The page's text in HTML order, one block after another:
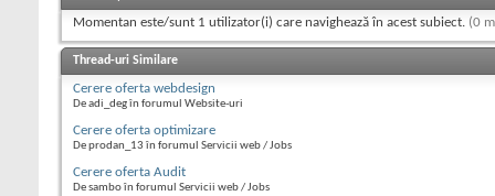
Momentan este/sunt 1 utilizator(i) care navighează în acest subiect. (0
Thread-uri Similare
Cerere oferta webdesign
De adi_deg în forumul Website-uri
Cerere oferta optimizare
De prodan_13 în forumul Servicii web / Jobs
Cerere oferta Audit
De sambo în forumul Servicii web / Jobs